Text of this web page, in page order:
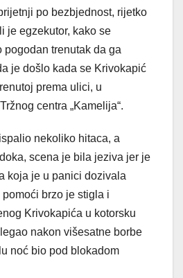
po bezbjednost, rijetko
je egzekutor, kako se
pogodan trenutak da ga
je došlo kada se Krivokapić
prema ulici, u
centra „Kamelija“.
nekoliko hitaca, a
scena je bila jeziva jer je
koja je u panici dozivala
brzo je stigla i
Krivokapića u kotorsku
nakon višesatne borbe
noć bio pod blokadom